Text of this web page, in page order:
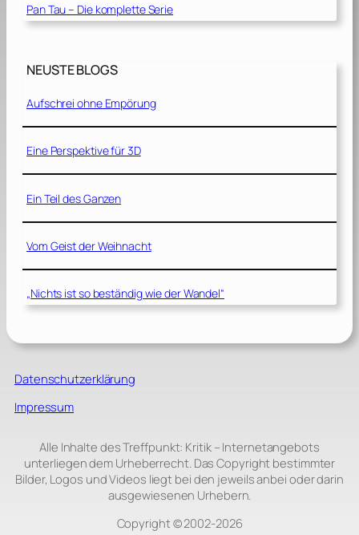
Pan Tau – Die komplette Serie
NEUSTE BLOGS
Aufschrei ohne Empörung
Eine Perspektive für 3D
Ein Teil des Ganzen
Vom Geist der Weihnacht
„Nichts ist so beständig wie der Wandel“
Datenschutzerklärung
Impressum
Alle Inhalte des Treffpunkt: Kritik – Internetangebots
unterliegen dem Urheberrecht. Das Copyright bestimmter
Bilder, Logos und Videos liegt bei den jeweils anbei oder darin
ausgewiesenen Urhebern.
Copyright © 2002‑2026